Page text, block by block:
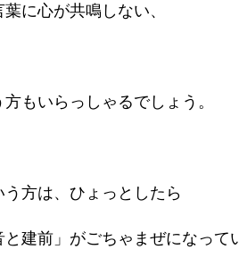
葉に心が共鳴しない、
方もいらっしゃるでしょう。
う方は、ひょっとしたら
と建前」がごちゃまぜになって